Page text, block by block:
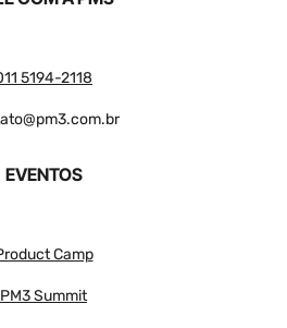
5194-2118
EVENTOS
Camp
PM3 Summit